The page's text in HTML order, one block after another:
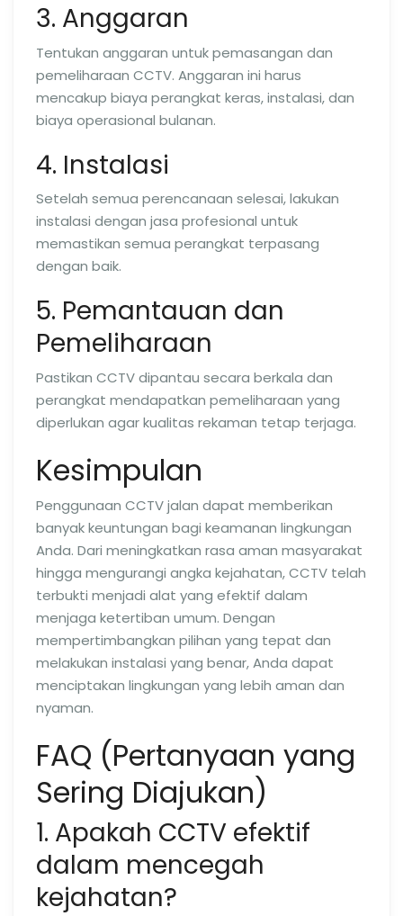
3. Anggaran
Tentukan anggaran untuk pemasangan dan
pemeliharaan CCTV. Anggaran ini harus
mencakup biaya perangkat keras, instalasi, dan
biaya operasional bulanan.
4. Instalasi
Setelah semua perencanaan selesai, lakukan
instalasi dengan jasa profesional untuk
memastikan semua perangkat terpasang
dengan baik.
5. Pemantauan dan
Pemeliharaan
Pastikan CCTV dipantau secara berkala dan
perangkat mendapatkan pemeliharaan yang
diperlukan agar kualitas rekaman tetap terjaga.
Kesimpulan
Penggunaan CCTV jalan dapat memberikan
banyak keuntungan bagi keamanan lingkungan
Anda. Dari meningkatkan rasa aman masyarakat
hingga mengurangi angka kejahatan, CCTV telah
terbukti menjadi alat yang efektif dalam
menjaga ketertiban umum. Dengan
mempertimbangkan pilihan yang tepat dan
melakukan instalasi yang benar, Anda dapat
menciptakan lingkungan yang lebih aman dan
nyaman.
FAQ (Pertanyaan yang
Sering Diajukan)
1. Apakah CCTV efektif
dalam mencegah
kejahatan?